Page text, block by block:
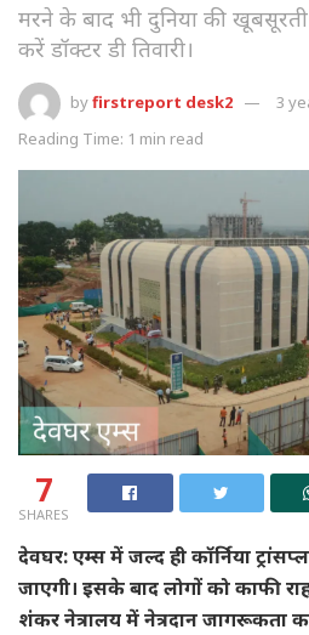
मरने के बाद भी दुनिया की
करें डॉक्टर डी तिवारी।
byfirstreport desk2
3
Reading Time: 1 min read
7
SHARES
देवघर: एम्स में जल्द ही कॉर्निया
जाएगी। इसके बाद लोगों को काफी
शंकर नेत्रालय में नेत्रदान जागरूकता